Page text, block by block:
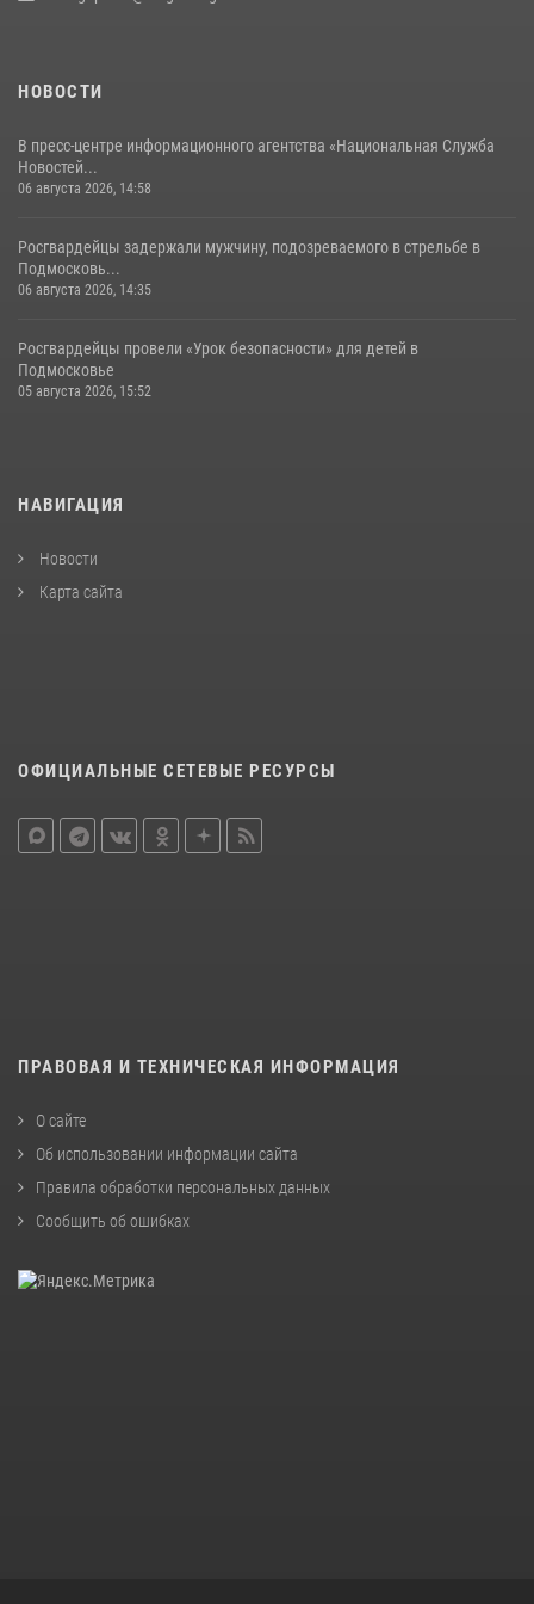
НОВОСТИ
В пресс-центре информационного агентства «Национальная Служба
Новостей...
06 августа 2026, 14:58
Росгвардейцы задержали мужчину, подозреваемого в стрельбе в
Подмосковь...
06 августа 2026, 14:35
Росгвардейцы провели «Урок безопасности» для детей в
Подмосковье
05 августа 2026, 15:52
НАВИГАЦИЯ
Новости
Карта сайта
ОФИЦИАЛЬНЫЕ СЕТЕВЫЕ РЕСУРСЫ
ПРАВОВАЯ И ТЕХНИЧЕСКАЯ ИНФОРМАЦИЯ
О сайте
Об использовании информации сайта
Правила обработки персональных данных
Сообщить об ошибках